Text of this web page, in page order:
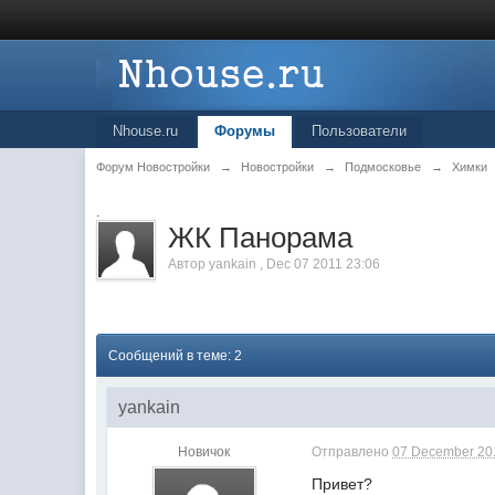
Nhouse.ru Форумы Пользователи
Форум Новостройки → Новостройки → Подмосковье → Химки
.
ЖК Панорама
Авторyankain , Dec 07 2011 23:06
Сообщений в теме: 2
yankain
Новичок Отправлено07 December
Привет?